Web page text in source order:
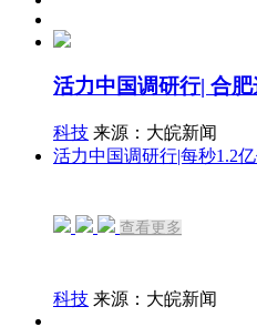
活力中国调研行| 合
科技 来源：大皖新闻
活力中国调研行|每秒1.2
查看更多
科技 来源：大皖新闻